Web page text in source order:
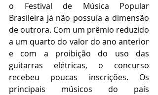
o Festival de Música Popular
Brasileira já não possuía a dimensão
de outrora. Com um prêmio reduzido
a um quarto do valor do ano anterior
e com a proibição do uso das
guitarras elétricas, o concurso
recebeu poucas inscrições. Os
principais músicos do país